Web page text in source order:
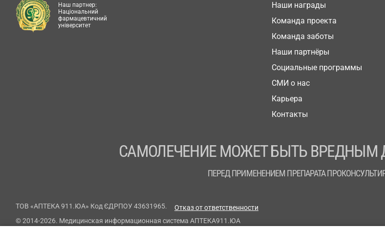
Наши награды
Команда проекта
Команда заботы
Наши партнёры
Социальные программы
СМИ о нас
Карьера
Контакты
Наш партнер:
Національний
фармацевтичний
університет
САМОЛЕЧЕНИЕ МОЖЕТ БЫТЬ ВРЕДНЫМ
ПЕРЕД ПРИМЕНЕНИЕМ ПРЕПАРАТА
ТОВ «АПТЕКА 911.ЮА» Код ЄДРПОУ 43631965.
Отказ от ответственности
© 2014-2026. Медицинская информационная система АПТЕКА911.ЮА